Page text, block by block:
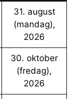
31. august
(mandag),
2026
30. oktober
(fredag),
2026